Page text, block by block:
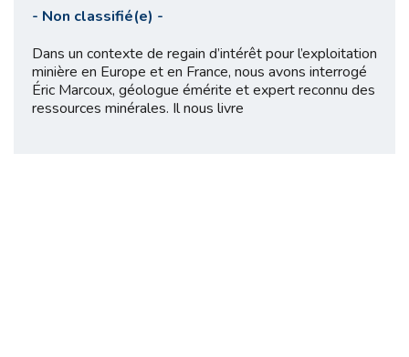
- Non classifié(e) -
Dans un contexte de regain d’intérêt pour l’exploitation
minière en Europe et en France, nous avons interrogé
Éric Marcoux, géologue émérite et expert reconnu des
ressources minérales. Il nous livre